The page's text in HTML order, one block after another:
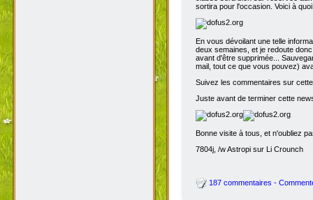
sortira pour l'occasion. Voici à
En vous dévoilant une telle
deux semaines, et je redoute
avant d'être supprimée...
mail, tout ce que vous pouvez)
Suivez les commentaires sur
Juste avant de terminer cette
Bonne visite à tous, et n'oubliez
7804j, /w Astropi sur Li Crounch
187 commentaires -